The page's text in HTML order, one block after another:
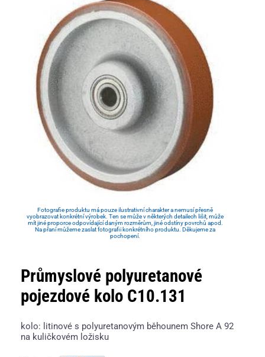
Fotografie produktu má pouze ilustrativní charakter a nemusí přesně
vyobrazovat konkrétní výrobek. Ten se může v některých detailech lišit, může
mít jiné proporce odpovídající daným rozměrům, jiné odstíny povrchů apod.
Na přaní můžeme zaslat fotografii konkrétního produktu. Děkujeme za
pochopení.
Průmyslové polyuretanové
pojezdové kolo C10.131
kolo: litinové s polyuretanovým běhounem Shore A 92
na kuličkovém ložisku